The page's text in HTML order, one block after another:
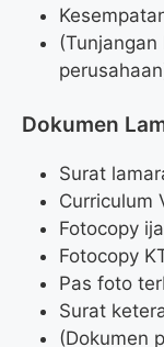
Dokumen
Surat
Curriculum
Fotocopy
Fotocopy
Pas foto
Surat
(Dokumen